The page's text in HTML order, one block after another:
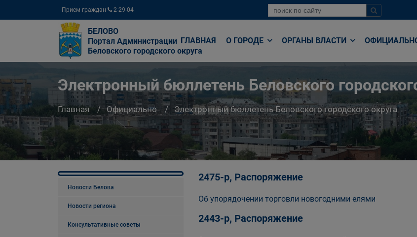
Прием граждан 2-29-04
БЕЛОВО
Портал Администрации
Беловского городского округа
ГЛАВНАЯ О ГОРОДЕ ОРГАНЫ ВЛАСТИ
Электронный бюллетень Беловского
Главная Официально Электронный бюллетень Беловского городского округа
Новости Белова
Новости региона
Консультативные советы
2475-р, Распоряжение
Об упорядочении торговли новогодними елями
2443-р, Распоряжение